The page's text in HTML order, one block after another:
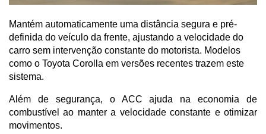
Mantém automaticamente uma distância segura e pré-
definida do veículo da frente, ajustando a velocidade do
carro sem intervenção constante do motorista. Modelos
como o Toyota Corolla em versões recentes trazem este
sistema.
Além de segurança, o ACC ajuda na economia de
combustível ao manter a velocidade constante e otimizar
movimentos.